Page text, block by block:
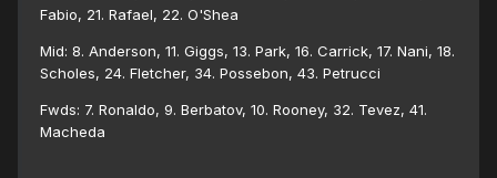
Fabio, 21. Rafael, 22. O'Shea
Mid: 8. Anderson, 11. Giggs, 13. Park, 16. Carrick, 17. Nani, 18.
Scholes, 24. Fletcher, 34. Possebon, 43. Petrucci
Fwds: 7. Ronaldo, 9. Berbatov, 10. Rooney, 32. Tevez, 41.
Macheda